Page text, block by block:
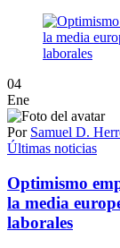
04
Ene
Por Samuel D.
Últimas noticias
Optimismo
la media
laborales